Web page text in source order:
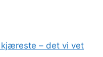
kjæreste – det vi vet